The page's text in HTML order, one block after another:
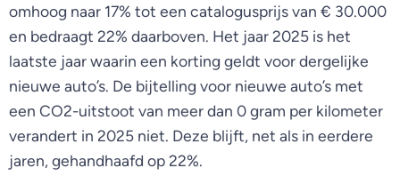
omhoog naar 17% tot een catalogusprijs van € 30.000
en bedraagt 22% daarboven. Het jaar 2025 is het
laatste jaar waarin een korting geldt voor dergelijke
nieuwe auto’s. De bijtelling voor nieuwe auto’s met
een CO2-uitstoot van meer dan 0 gram per kilometer
verandert in 2025 niet. Deze blijft, net als in eerdere
jaren, gehandhaafd op 22%.